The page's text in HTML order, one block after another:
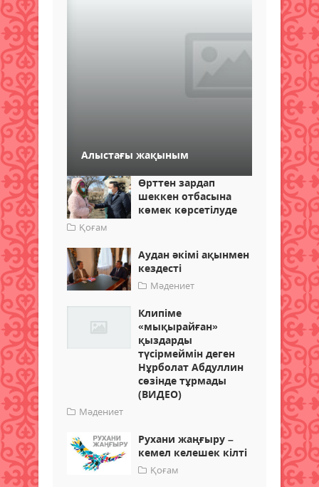
Алыстағы жақыным
Өрттен зардап
шеккен отбасына
көмек көрсетілуде
Қоғам
Аудан әкімі ақынмен
кездесті
Мәдениет
Клипіме
«мықырайған»
қыздарды
түсірмеймін деген
Нұрболат Абдуллин
сөзінде тұрмады
(ВИДЕО)
Мәдениет
Рухани жаңғыру –
кемел келешек кілті
Қоғам